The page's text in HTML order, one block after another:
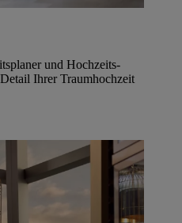
und Hochzeits-
Ihrer Traumhochzeit